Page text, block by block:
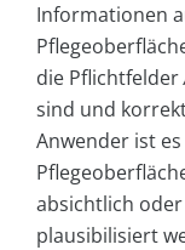
Informationen
die Pflichtfelder
sind und
Anwender ist
absichtlich
plausibilisiert